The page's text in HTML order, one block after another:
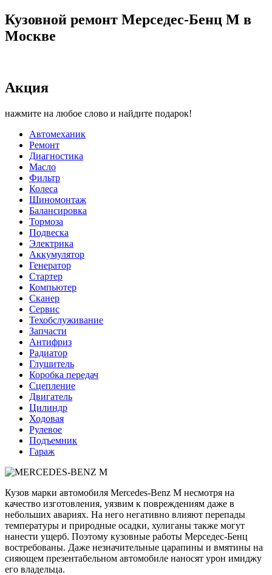
Кузовной ремонт Мерседес-Бенц M в
Москве
Акция
нажмите на любое слово и найдите подарок!
Автомеханик
Ремонт
Диагностика
Масло
Фильтр
Колеса
Шиномонтаж
Балансировка
Тормоза
Подвеска
Электрика
Аккумулятор
Генератор
Стартер
Компьютер
Сканер
Сервис
Техобслуживание
Запчасти
Антифриз
Радиатор
Глушитель
Коробка передач
Сцепление
Двигатель
Цилиндр
Ходовая
Рулевое
Подъемник
Гараж
Кузов марки автомобиля Mercedes-Benz M несмотря на
качество изготовления, уязвим к повреждениям даже в
небольших авариях. На него негативно влияют перепады
температуры и природные осадки, хулиганы также могут
нанести ущерб. Поэтому кузовные работы Мерседес-Бенц
востребованы. Даже незначительные царапины и вмятины на
сияющем презентабельном автомобиле наносят урон имиджу
его владельца.